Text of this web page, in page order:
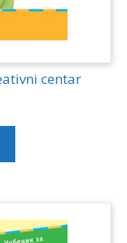
centar